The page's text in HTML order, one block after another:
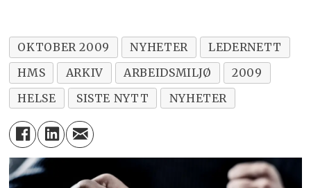
OKTOBER 2009 NYHETER
LEDERNETT
HMS
ARKIV ARBEIDSMILJØ
2009
HELSE
SISTE NYTT NYHETER